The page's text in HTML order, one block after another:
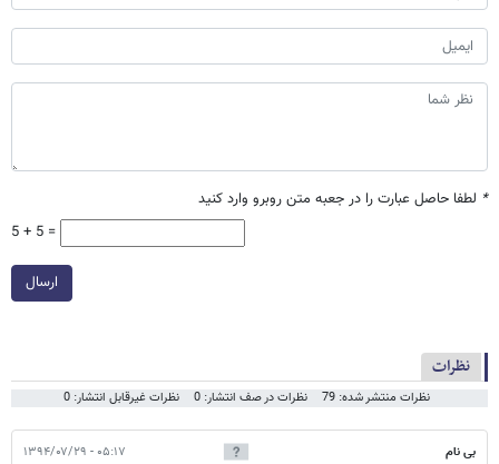
* لطفا حاصل عبارت را در جعبه متن روبرو وارد کنید
5 + 5 =
ارسال
نظرات
نظرات منتشر شده: 79 نظرات در صف انتشار: 0 نظرات غیرقابل انتشار: 0
بی نام ۰۵:۱۷ - ۱۳۹۴/۰۷/۲۹